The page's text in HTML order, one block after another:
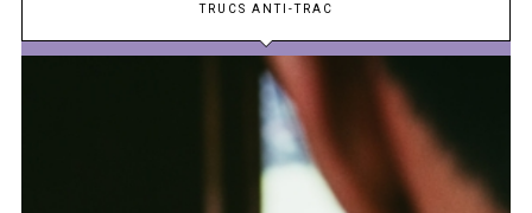
TRUCS ANTI-TRAC